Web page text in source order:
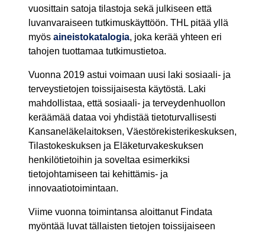
vuosittain satoja tilastoja sekä julkiseen että
luvanvaraiseen tutkimuskäyttöön. THL pitää yllä
myös aineistokatalogia, joka kerää yhteen eri
tahojen tuottamaa tutkimustietoa.
Vuonna 2019 astui voimaan uusi laki sosiaali- ja
terveystietojen toissijaisesta käytöstä. Laki
mahdollistaa, että sosiaali- ja terveydenhuollon
keräämää dataa voi yhdistää tietoturvallisesti
Kansaneläkelaitoksen, Väestörekisterikeskuksen,
Tilastokeskuksen ja Eläketurvakeskuksen
henkilötietoihin ja soveltaa esimerkiksi
tietojohtamiseen tai kehittämis- ja
innovaatiotoimintaan.
Viime vuonna toimintansa aloittanut Findata
myöntää luvat tällaisten tietojen toissijaiseen